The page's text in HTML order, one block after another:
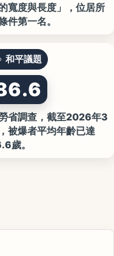
寬度與長度」，位居所
件第一名。
和平議題
省調查，截至2026年3
被爆者平均年齡已達
歲。